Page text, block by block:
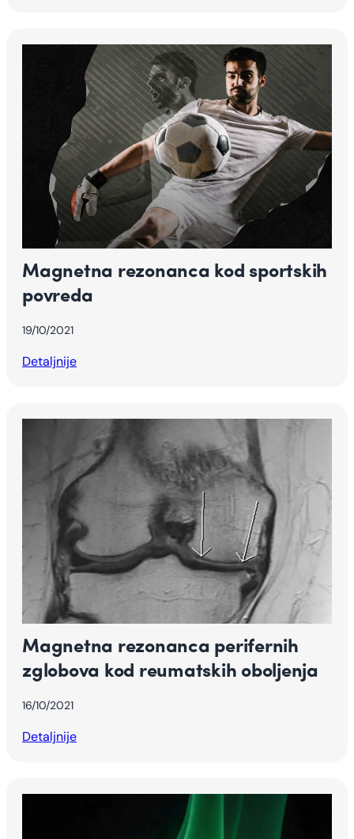
Magnetna rezonanca kod sportskih
povreda
19/10/2021
Detaljnije
Magnetna rezonanca perifernih
zglobova kod reumatskih oboljenja
16/10/2021
Detaljnije